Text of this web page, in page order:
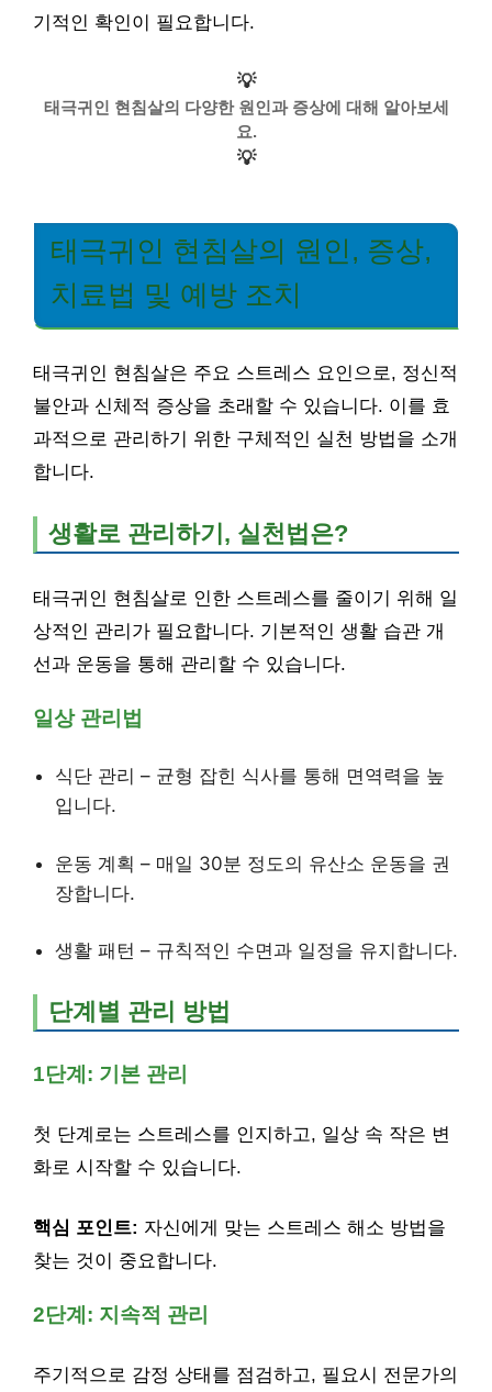
기적인 확인이 필요합니다.
💡
태극귀인 현침살의 다양한 원인과 증상에 대해 알아보세
요.
💡
태극귀인 현침살의 원인, 증상,
치료법 및 예방 조치
태극귀인 현침살은 주요 스트레스 요인으로, 정신적
불안과 신체적 증상을 초래할 수 있습니다. 이를 효
과적으로 관리하기 위한 구체적인 실천 방법을 소개
합니다.
생활로 관리하기, 실천법은?
태극귀인 현침살로 인한 스트레스를 줄이기 위해 일
상적인 관리가 필요합니다. 기본적인 생활 습관 개
선과 운동을 통해 관리할 수 있습니다.
일상 관리법
식단 관리 – 균형 잡힌 식사를 통해 면역력을 높
입니다.
운동 계획 – 매일 30분 정도의 유산소 운동을 권
장합니다.
생활 패턴 – 규칙적인 수면과 일정을 유지합니다.
단계별 관리 방법
1단계: 기본 관리
첫 단계로는 스트레스를 인지하고, 일상 속 작은 변
화로 시작할 수 있습니다.
핵심 포인트: 자신에게 맞는 스트레스 해소 방법을
찾는 것이 중요합니다.
2단계: 지속적 관리
주기적으로 감정 상태를 점검하고, 필요시 전문가의